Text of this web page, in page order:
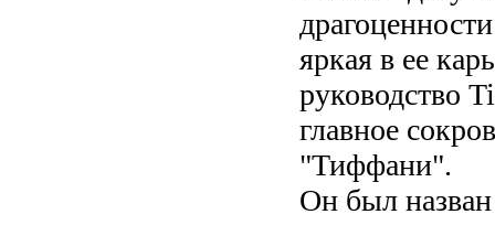
яркая в ее
руководство
главное
"Тиффани".
Он был назван